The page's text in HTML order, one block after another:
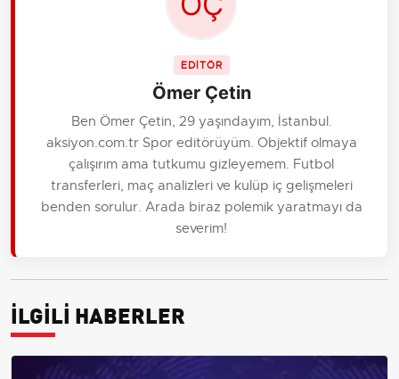
EDİTÖR
Ömer Çetin
Ben Ömer Çetin, 29 yaşındayım, İstanbul.
aksiyon.com.tr Spor editörüyüm. Objektif olmaya
çalışırım ama tutkumu gizleyemem. Futbol
transferleri, maç analizleri ve kulüp iç gelişmeleri
benden sorulur. Arada biraz polemik yaratmayı da
severim!
İLGİLİ HABERLER